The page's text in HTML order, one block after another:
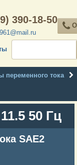
390-18-50
переменного тока
50 Гц
SAE2